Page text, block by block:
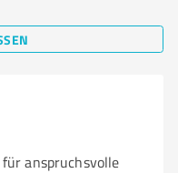
anspruchsvolle